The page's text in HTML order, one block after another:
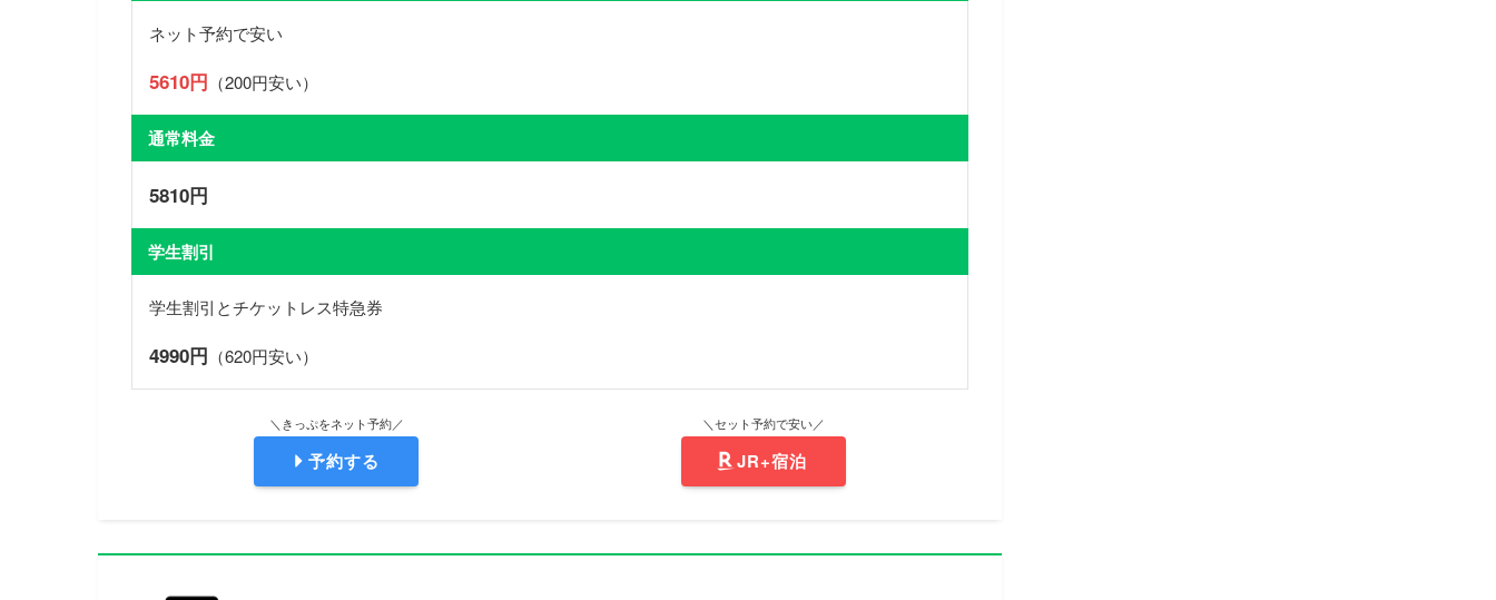
ネット予約で安い
5610円 （200円安い）
通常料金
5810円
学生割引
学生割引とチケットレス特急券
4990円 （620円安い）
＼きっぷをネット予約／
予約する
＼セット予約で安い／
JR+宿泊